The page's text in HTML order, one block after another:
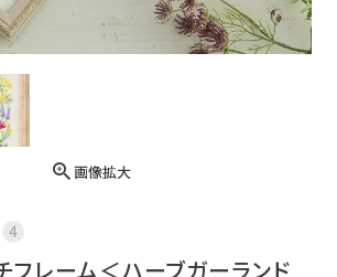
画像拡大
フレーム＜ハーブガーランド